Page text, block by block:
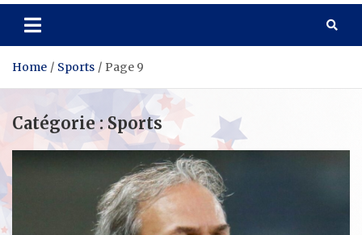
Home Sports Page 9
Catégorie :Sports